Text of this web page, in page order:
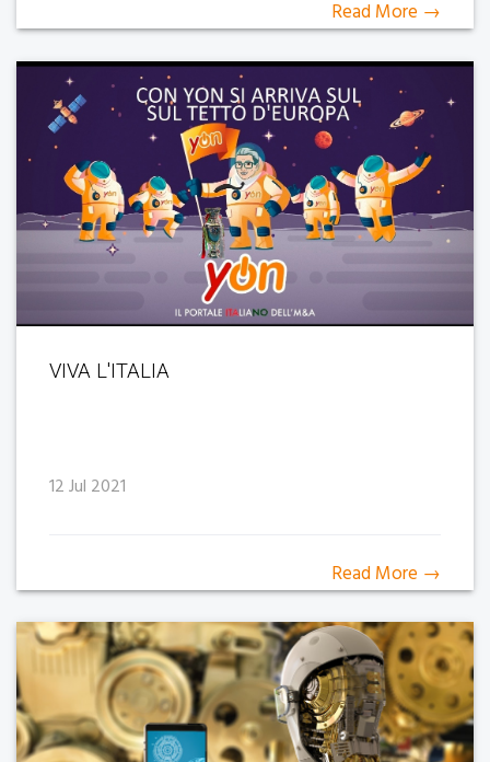
Read More →
VIVA L'ITALIA
12 Jul 2021
Read More →